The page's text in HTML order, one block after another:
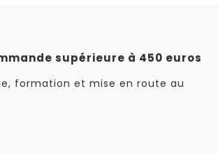
supérieure à 450 euros
formation et mise en route au